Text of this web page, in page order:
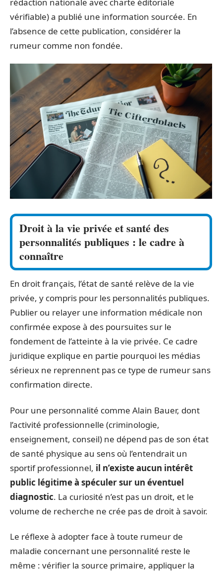
vérifiable) a publié une information sourcée. En
l’absence de cette publication, considérer la
rumeur comme non fondée.
Droit à la vie privée et santé des
personnalités publiques : le cadre à
connaître
En droit français, l’état de santé relève de la vie
privée, y compris pour les personnalités publiques.
Publier ou relayer une information médicale non
confirmée expose à des poursuites sur le
fondement de l’atteinte à la vie privée. Ce cadre
juridique explique en partie pourquoi les médias
sérieux ne reprennent pas ce type de rumeur sans
confirmation directe.
Pour une personnalité comme Alain Bauer, dont
l’activité professionnelle (criminologie,
enseignement, conseil) ne dépend pas de son état
de santé physique au sens où l’entendrait un
sportif professionnel, il n’existe aucun intérêt
public légitime à spéculer sur un éventuel
diagnostic. La curiosité n’est pas un droit, et le
volume de recherche ne crée pas de droit à savoir.
Le réflexe à adopter face à toute rumeur de
maladie concernant une personnalité reste le
même : vérifier la source primaire, appliquer la